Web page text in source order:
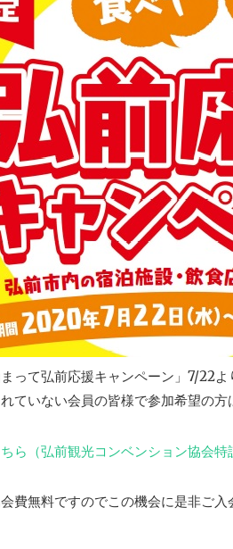
まって弘前応援キャンペーン」7/22よ
ていない会員の皆様で参加希望の方
ら（弘前観光コンベンション協会特
費無料ですのでこの機会に是非ご入